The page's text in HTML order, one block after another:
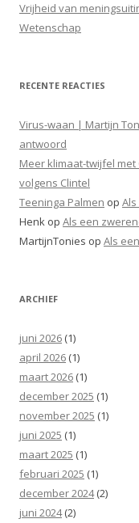
Vrijheid van
Wetenschap
RECENTE REACTIES
Virus-waan | Martijn
antwoord
Meer klimaat-twijfel
volgens Clintel
Teeninga Palmen op
Henk op Als een
MartijnTonies op Als
ARCHIEF
juni 2026 (1)
april 2026 (1)
maart 2026 (1)
december 2025 (1)
november 2025 (1)
juni 2025 (1)
maart 2025 (1)
februari 2025 (1)
december 2024(2)
juni 2024(2)